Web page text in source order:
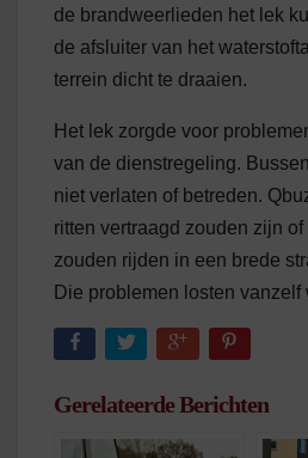
de brandweerlieden het lek
de afsluiter van het
terrein dicht te draaien.
Het lek zorgde voor
van de dienstregeling.
niet verlaten of betreden.
ritten vertraagd zouden zijn
zouden rijden in een brede
Die problemen losten vanzelf
Gerelateerde Berichten